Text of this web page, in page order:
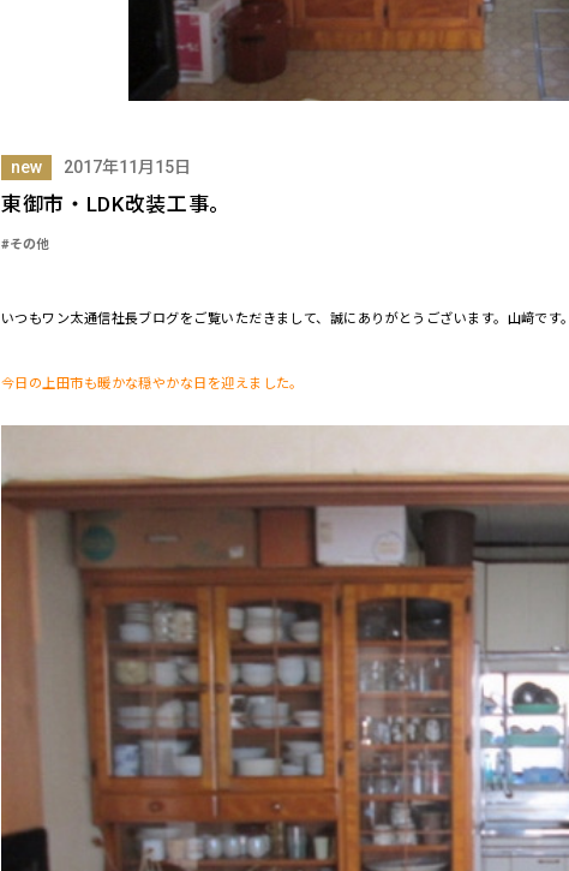
new 2017年11月15日
東御市・LDK改装工事。
#その他
いつもワン太通信社長ブログをご覧いただきまして、誠にありがとうございます。山﨑です。
今日の上田市も暖かな穏やかな日を迎えました。